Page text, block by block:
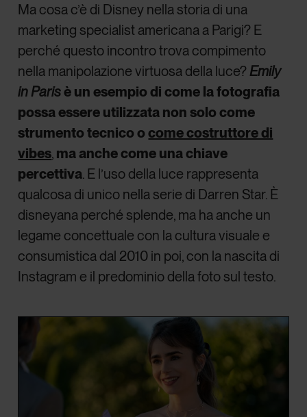
Ma cosa c’è di Disney nella storia di una
marketing specialist americana a Parigi? E
perché questo incontro trova compimento
nella manipolazione virtuosa della luce? Emily
in Parisè un esempio di come la fotografia
possa essere utilizzata non solo come
strumento tecnico ocome costruttore di
vibes, ma anche come una chiave
percettiva. E l’uso della luce rappresenta
qualcosa di unico nella serie di Darren Star. È
disneyana perché splende, ma ha anche un
legame concettuale con la cultura visuale e
consumistica dal 2010 in poi, con la nascita di
Instagram e il predominio della foto sul testo.